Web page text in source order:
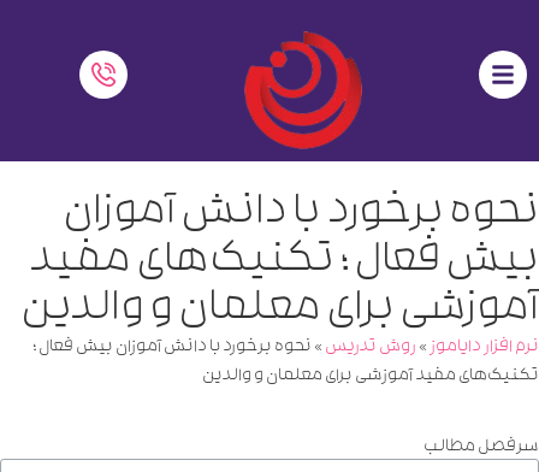
نحوه برخورد با دانش آموزان
بیش فعال ؛ تکنیک‌های ‌مفید
آموزشی برای معلمان و والدین
نرم افزار دایاموز»روش تدریس»نحوه برخورد با دانش آموزان بیش فعال ؛
تکنیک‌های ‌مفید آموزشی برای معلمان و والدین
سرفصل مطالب